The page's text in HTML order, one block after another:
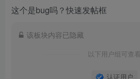
这个是bug吗？快速发帖框
该板块内容已隐藏
以下用户组可查看
认证用户